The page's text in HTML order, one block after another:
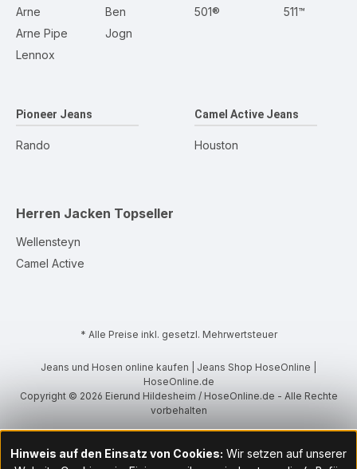
Arne
Arne Pipe
Lennox
Ben
Jogn
501® 511™
Pioneer Jeans
Rando
Camel Active Jeans
Houston
Herren Jacken Topseller
Wellensteyn
Camel Active
* Alle Preise inkl. gesetzl. Mehrwertsteuer
Jeans und Hosen online kaufen | Jeans Shop HoseOnline |
HoseOnline.de
Copyright © 2026 Eierund Hildesheim / HoseOnline.de - Alle Rechte
vorbehalten
Hinweis auf den Einsatz von Cookies: Wir setzen auf unserer